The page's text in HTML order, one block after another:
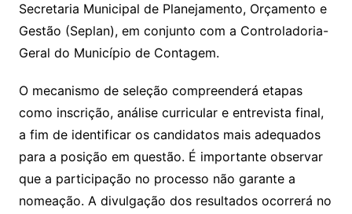
Secretaria Municipal de Planejamento, Orçamento e
Gestão (Seplan), em conjunto com a Controladoria-
Geral do Município de Contagem.
O mecanismo de seleção compreenderá etapas
como inscrição, análise curricular e entrevista final,
a fim de identificar os candidatos mais adequados
para a posição em questão. É importante observar
que a participação no processo não garante a
nomeação. A divulgação dos resultados ocorrerá no